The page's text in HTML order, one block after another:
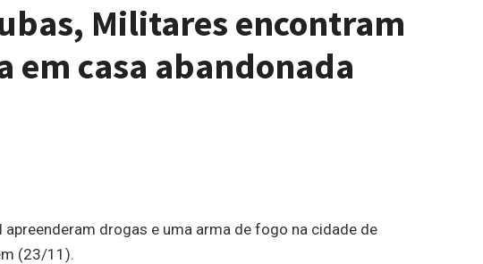
Militares encontram
em casa abandonada
apreenderam drogas e uma arma de fogo na cidade de
(23/11).